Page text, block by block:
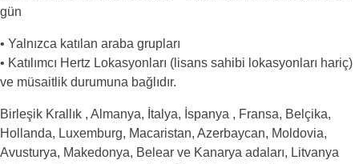
gün
• Yalnızca katılan araba grupları
• Katılımcı Hertz Lokasyonları (lisans sahibi lokasyonları hariç)
ve müsaitlik durumuna bağlıdır.
Birleşik Krallık , Almanya, İtalya, İspanya , Fransa, Belçika,
Hollanda, Luxemburg, Macaristan, Azerbaycan, Moldovia,
Avusturya, Makedonya, Belear ve Kanarya adaları, Litvanya